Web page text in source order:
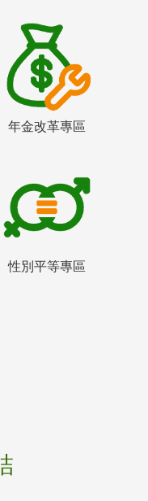
年金改革專區
性別平等專區